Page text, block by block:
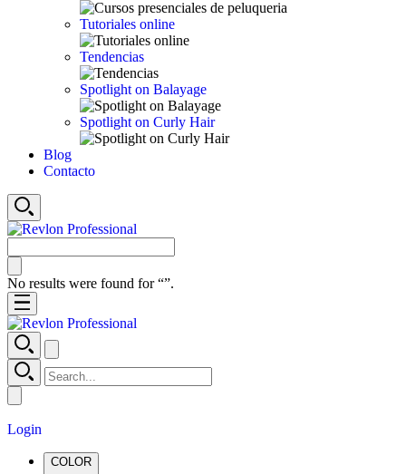
Tutoriales online
Tendencias
Spotlight on Balayage
Spotlight on Curly Hair
Blog
Contacto
No results were found for “”.
Login
COLOR